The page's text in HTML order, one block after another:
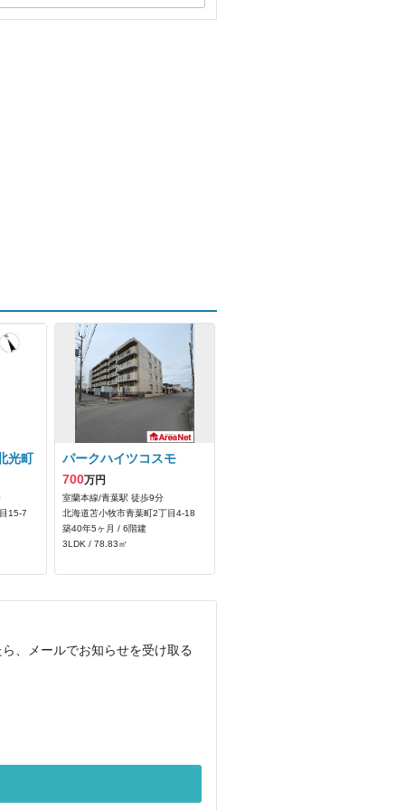
光町
15-7
パークハイツコスモ
700万円
室蘭本線/青葉駅 徒歩9分
北海道苫小牧市青葉町2丁目4-18
築40年5ヶ月 / 6階建
3LDK / 78.83㎡
、メールでお知らせを受け取る